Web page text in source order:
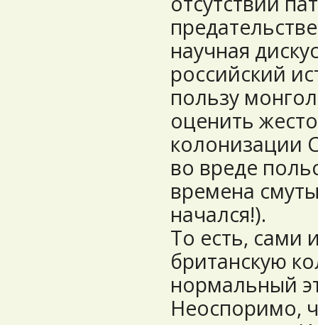
научная
российский
пользу
оценить
колонизации
во вреде
времена
начался!).
То есть, сами
британскую
нормальный
Неоспоримо,